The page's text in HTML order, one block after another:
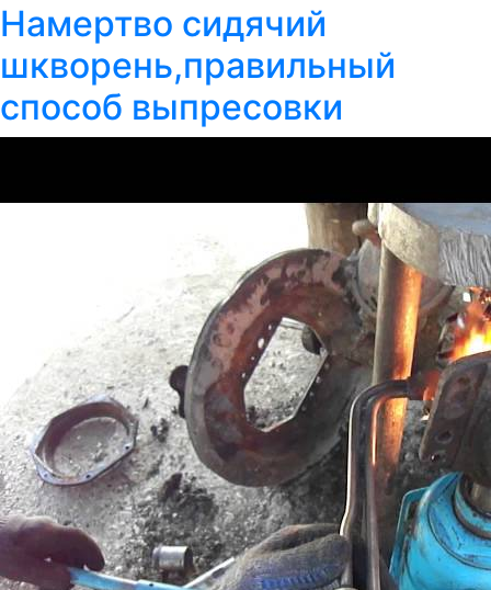
Намертво сидячий
шкворень,правильный
способ выпресовки